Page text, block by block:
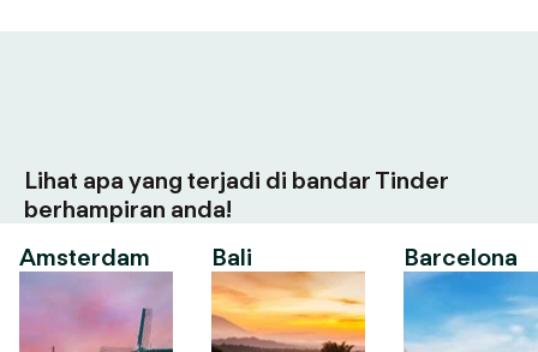
Lihat apa yang terjadi di bandar Tinder
berhampiran anda!
Amsterdam
Bali Barcelona